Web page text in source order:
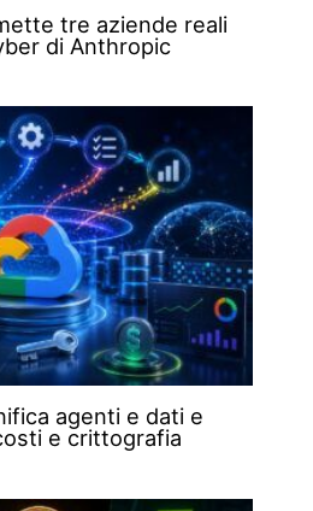
tre aziende reali
di Anthropic
agenti e dati e
e crittografia